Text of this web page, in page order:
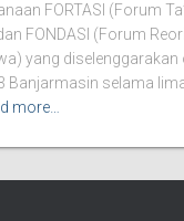
FORTASI (Forum
FONDASI (Forum
yang diselenggarakan
Banjarmasin selama
more…